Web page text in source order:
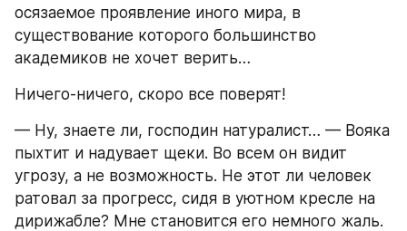
осязаемое проявление иного мира, в
существование которого большинство
академиков не хочет верить…
Ничего-ничего, скоро все поверят!
— Ну, знаете ли, господин натуралист… — Вояка
пыхтит и надувает щеки. Во всем он видит
угрозу, а не возможность. Не этот ли человек
ратовал за прогресс, сидя в уютном кресле на
дирижабле? Мне становится его немного жаль.